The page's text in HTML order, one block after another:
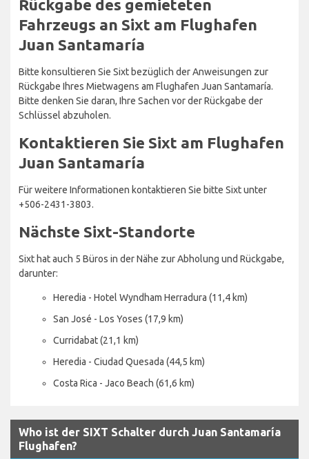
Rückgabe des gemieteten
Fahrzeugs an Sixt am Flughafen
Juan Santamaría
Bitte konsultieren Sie Sixt bezüglich der Anweisungen zur
Rückgabe Ihres Mietwagens am Flughafen Juan Santamaría.
Bitte denken Sie daran, Ihre Sachen vor der Rückgabe der
Schlüssel abzuholen.
Kontaktieren Sie Sixt am Flughafen
Juan Santamaría
Für weitere Informationen kontaktieren Sie bitte Sixt unter
+506-2431-3803.
Nächste Sixt-Standorte
Sixt hat auch 5 Büros in der Nähe zur Abholung und Rückgabe,
darunter:
Heredia - Hotel Wyndham Herradura (11,4 km)
San José - Los Yoses (17,9 km)
Curridabat (21,1 km)
Heredia - Ciudad Quesada (44,5 km)
Costa Rica - Jaco Beach (61,6 km)
Who ist der SIXT Schalter durch Juan Santamaría
Flughafen?